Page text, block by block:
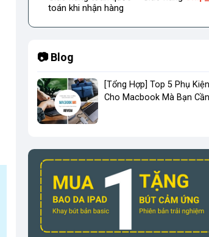
toán khi nhận hàng
📷 Blog
[Tổng Hợp] Top 5 Phụ
Cho Macbook Mà Bạn